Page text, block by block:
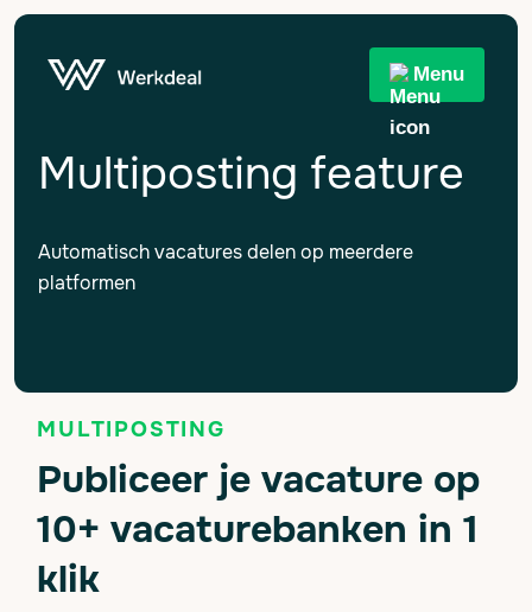
Menu
Multiposting feature
Automatisch vacatures delen op meerdere
platformen
MULTIPOSTING
Publiceer je vacature op
10+ vacaturebanken in 1
klik